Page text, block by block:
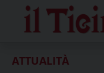
content
ATTUALITÀ